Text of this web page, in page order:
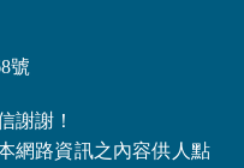
號
謝謝！
網路資訊之內容供人點